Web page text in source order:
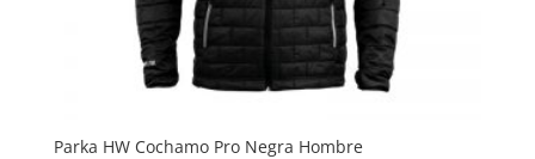
Parka HW Cochamo Pro Negra Hombre